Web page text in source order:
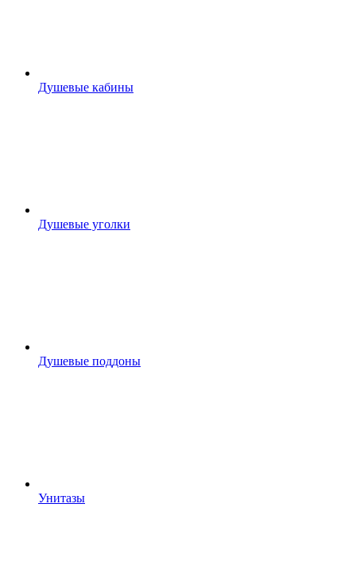
Душевые кабины
Душевые уголки
Душевые поддоны
Унитазы